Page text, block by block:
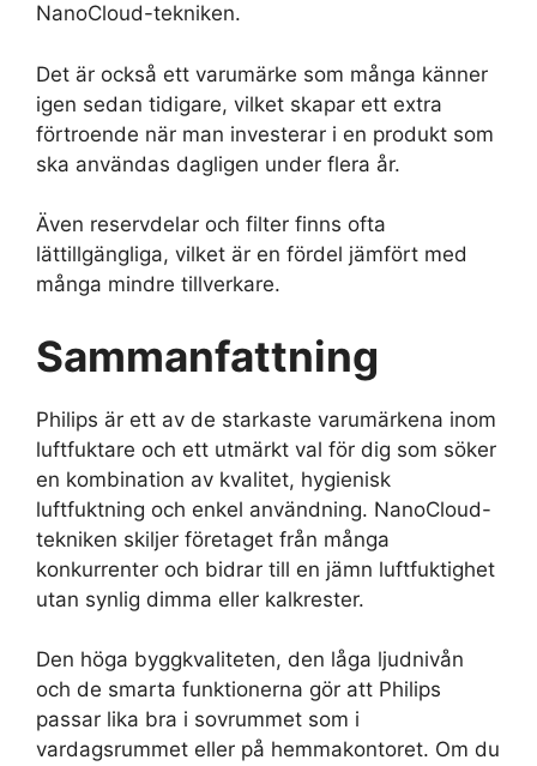
NanoCloud-tekniken.
Det är också ett varumärke som många känner
igen sedan tidigare, vilket skapar ett extra
förtroende när man investerar i en produkt som
ska användas dagligen under flera år.
Även reservdelar och filter finns ofta
lättillgängliga, vilket är en fördel jämfört med
många mindre tillverkare.
Sammanfattning
Philips är ett av de starkaste varumärkena inom
luftfuktare och ett utmärkt val för dig som söker
en kombination av kvalitet, hygienisk
luftfuktning och enkel användning. NanoCloud-
tekniken skiljer företaget från många
konkurrenter och bidrar till en jämn luftfuktighet
utan synlig dimma eller kalkrester.
Den höga byggkvaliteten, den låga ljudnivån
och de smarta funktionerna gör att Philips
passar lika bra i sovrummet som i
vardagsrummet eller på hemmakontoret. Om du